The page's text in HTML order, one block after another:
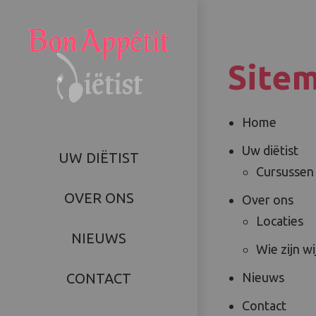
UW DIËTIST
OVER ONS
NIEUWS
CONTACT
Home
Uw diëtist
Cursussen
Over ons
Locaties
Wie zijn
Nieuws
Contact